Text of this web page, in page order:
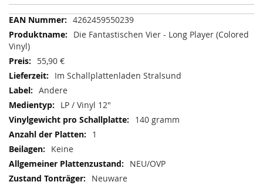
Mehr
Informationen
4262459550239
Die Fantastischen Vier - Long Player (Colored
Vinyl)
55,90 €
Im Schallplattenladen Stralsund
Andere
LP / Vinyl 12"
140 gramm
1
Keine
NEU/OVP
Neuware